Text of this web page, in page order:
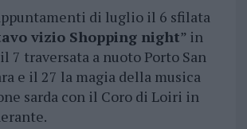
di luglio il 6 sfilata
vizio Shopping night” in
7 traversata a nuoto Porto San
e il 27 la magia della musica
sarda con il Coro di Loiri in